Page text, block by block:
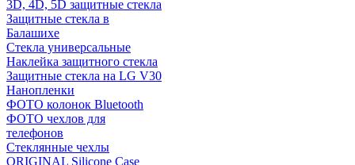
3D, 4D, 5D защитные стекла
Защитные стекла в
Балашихе
Стекла универсальные
Наклейка защитного стекла
Защитные стекла на LG V30
Нанопленки
ФОТО колонок Bluetooth
ФOTO чехлов для
телефонов
Стеклянные чехлы
ORIGINAL Silicone Case